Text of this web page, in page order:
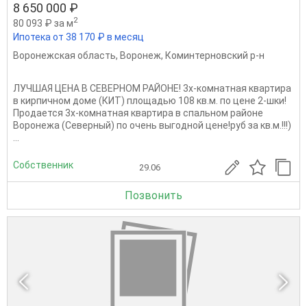
8 650 000 ₽
80 093 ₽ за м2
Ипотека от 38 170 ₽ в месяц
Воронежская область, Воронеж, Коминтерновский р-н
ЛУЧШАЯ ЦЕНА В СЕВЕРНОМ РАЙОНЕ! 3х-комнатная квартира
в кирпичном доме (КИТ) площадью 108 кв.м. по цене 2-шки!
Продается 3х-комнатная квартира в спальном районе
Воронежа (Северный) по очень выгодной цене!руб за кв.м.!!!)
Собственник 29.06
Позвонить